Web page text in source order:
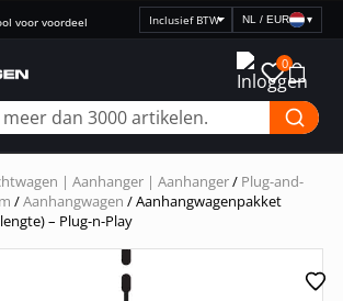
Selecteer
prijsweergave
NL / EUR ▾
0
| Aanhanger | Aanhanger/ Plug-and-
/Aanhangwagen / Aanhangwagenpakket
– Plug-n-Play